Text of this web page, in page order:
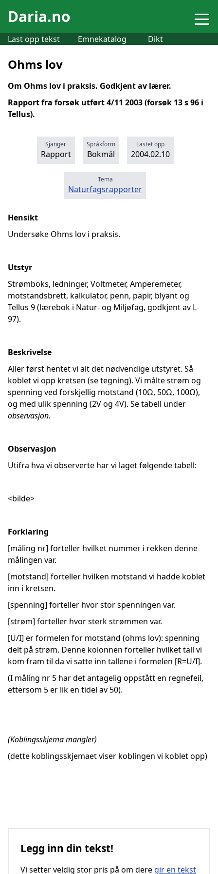
Daria.no
Last opp tekst Emnekatalog Dikt
Ohms lov
Om Ohms lov i praksis. Godkjent av lærer.
Rapport fra forsøk utført 4/11 2003 (forsøk 13 s 96 i
Tellus).
Sjanger
Rapport
Språkform
Bokmål
Lastet opp
2004.02.10
Tema
Naturfagsrapporter
Hensikt
Undersøke Ohms lov i praksis.
Utstyr
Strømboks, ledninger, Voltmeter, Amperemeter,
motstandsbrett, kalkulator, penn, papir, blyant og
Tellus 9 (lærebok i Natur- og Miljøfag, godkjent av L-
97).
Beskrivelse
Aller først hentet vi alt det nødvendige utstyret. Så
koblet vi opp kretsen (se tegning). Vi målte strøm og
spenning ved forskjellig motstand (10Ω, 50Ω, 100Ω),
og med ulik spenning (2V og 4V). Se tabell under
observasjon.
Observasjon
Utifra hva vi observerte har vi laget følgende tabell:
<bilde>
Forklaring
[måling nr] forteller hvilket nummer i rekken denne
målingen var.
[motstand] forteller hvilken motstand vi hadde koblet
inn i kretsen.
[spenning] forteller hvor stor spenningen var.
[strøm] forteller hvor sterk strømmen var.
[U/I] er formelen for motstand (ohms lov): spenning
delt på strøm. Denne kolonnen forteller hvilket tall vi
kom fram til da vi satte inn tallene i formelen [R=U/I].
(I måling nr 5 har det antagelig oppstått en regnefeil,
ettersom 5 er lik en tidel av 50).
(Koblingsskjema mangler)
(dette koblingsskjemaet viser koblingen vi koblet opp)
Legg inn din tekst!
Vi setter veldig stor pris på om dere gir en tekst